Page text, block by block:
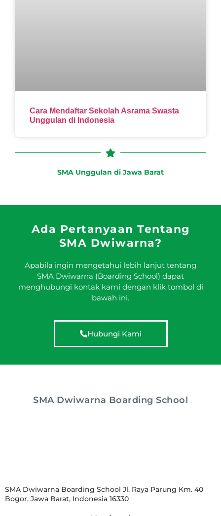
Cara Mendaftar Sekolah Asrama Swasta
Unggulan di Indonesia
SMA Unggulan di Jawa Barat
Ada Pertanyaan Tentang
SMA Dwiwarna?
Apabila ingin mengetahui lebih lanjut tentang
SMA Dwiwarna (Boarding School) dapat
menghubungi kontak kami dengan klik tombol di
bawah ini.
Hubungi Kami
SMA Dwiwarna Boarding School
SMA Dwiwarna Boarding School Jl. Raya Parung Km. 40
Bogor, Jawa Barat, Indonesia 16330